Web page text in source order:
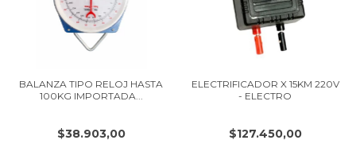
BALANZA TIPO RELOJ HASTA
100KG IMPORTADA...
$38.903,00
ELECTRIFICADOR X 15KM 220V
- ELECTRO
$127.450,00